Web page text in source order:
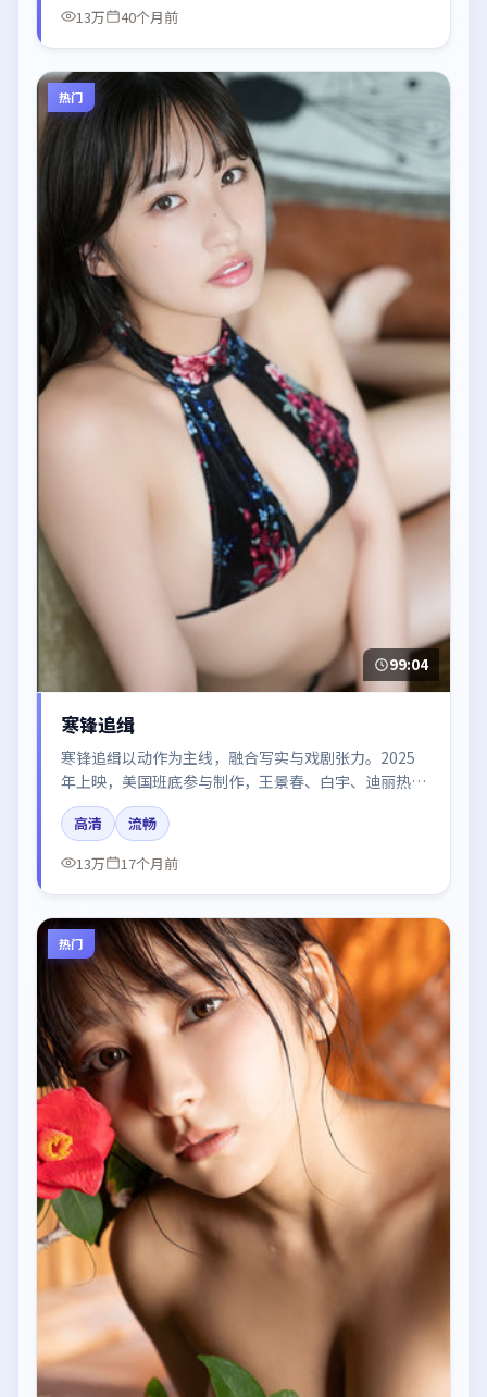
13万 40个月前
热门
99:04
寒锋追缉
寒锋追缉以动作为主线，融合写实与戏剧张力。2025
年上映，美国班底参与制作，王景春、白宇、迪丽热
巴、张译在片中呈现细腻表演，影像风格统一，配乐与
剪辑强化了情绪曲线。
高清
流畅
13万
17个月前
热门